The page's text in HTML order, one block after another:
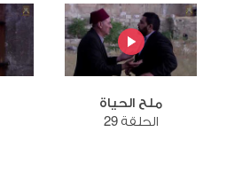
ملح الحياة
الحلقة 29